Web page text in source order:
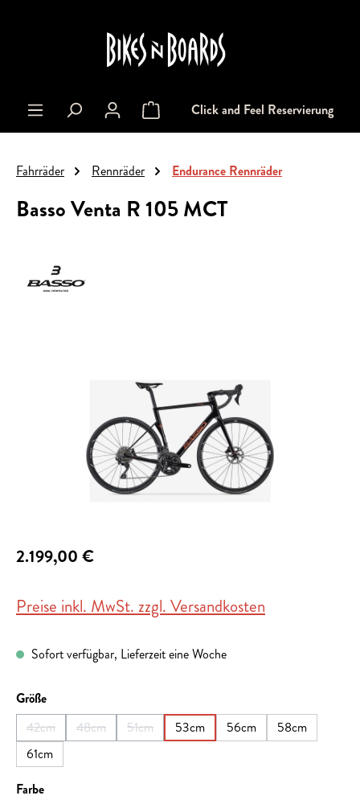
Warenkorb enthält 0 Positionen. Der
Click and Feel Reservierung
Fahrräder Rennräder Endurance Rennräder
Basso Venta R 105 MCT
2.199,00 €
Preise inkl. MwSt. zzgl. Versandkosten
Sofort verfügbar, Lieferzeit eine Woche
Größeauswählen
42cm
(Diese Option ist zurzeit nicht verfügbar.)
48cm
(Diese Option ist zurzeit nicht verfügbar.)
51cm
(Diese Option ist zurzeit nicht verfügbar.)
53cm 56cm
58cm
61cm
Farbeauswählen